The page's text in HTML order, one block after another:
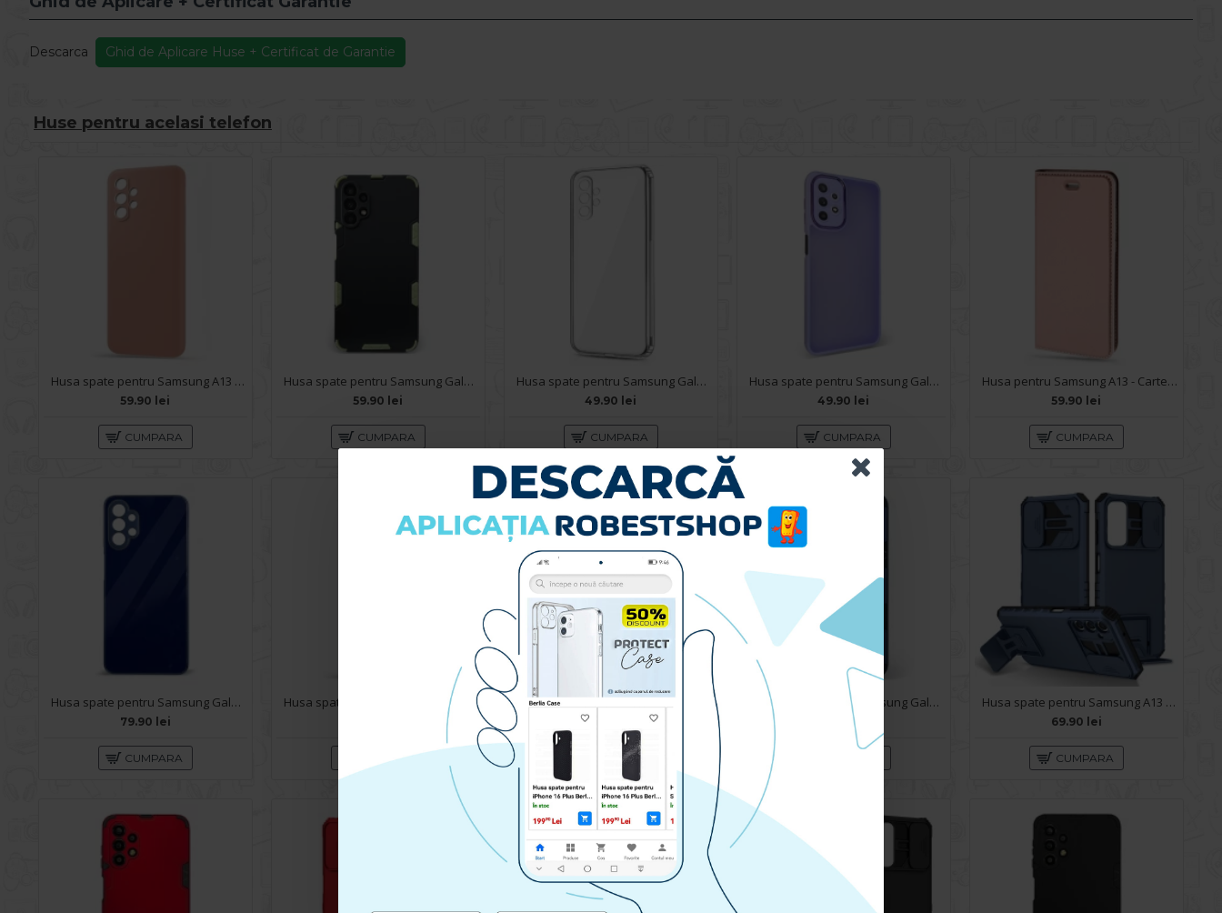
Descarca Ghid de Aplicare Huse + Certificat de Garantie
Huse pentru acelasi telefon
Husa spate pentru Samsung A13 - Silicon Line Roz
59.90 lei
CUMPARA
Husa spate pentru Samsung Galaxy A13 - Mantis Case Negru / Verde
59.90 lei
CUMPARA
Husa spate pentru Samsung Galaxy A13 - Protect+
49.90 lei
CUMPARA
Husa spate pentru Samsung Galaxy A13 - Catwalk Case Mov
49.90 lei
CUMPARA
Husa pentru Samsung A13 - Carte X-Power Rose
59.90 lei
CUMPARA
Husa spate pentru Samsung Galaxy A13- Lito Case Albastru inchis
79.90 lei
CUMPARA
Husa spate pentru Samsung A13 - Silicon Line Maro Deschis
CUMPARA
49.90 lei
CUMPARA
Husa spate pentru Samsung Galaxy A13 - Mantis Case Albastru / Negru
59.90 lei
Husa spate pentru Samsung A13 - Dragon Case Albastru
69.90 lei
CUMPARA